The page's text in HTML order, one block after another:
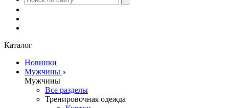
Каталог
Новинки
Мужчины
Мужчины
Все разделы
Тренировочная одежда